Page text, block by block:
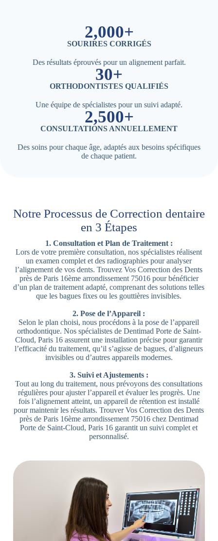
2,000+
SOURIRES CORRIGÉS
Des résultats éprouvés pour un alignement parfait.
30+
ORTHODONTISTES QUALIFIÉS
Une équipe de spécialistes pour un suivi adapté.
2,500+
CONSULTATIONS ANNUELLEMENT
Des soins pour chaque âge, adaptés aux besoins spécifiques
de chaque patient.
Notre Processus de Correction dentaire
en 3 Étapes
1. Consultation et Plan de Traitement :
Lors de votre première consultation, nos spécialistes réalisent
un examen complet et des radiographies pour analyser
l’alignement de vos dents. Trouvez Vos Correction des Dents
près de Paris 16ème arrondissement 75016 pour bénéficier
d’un plan de traitement adapté, comprenant des solutions telles
que les bagues fixes ou les gouttières invisibles.
2. Pose de l’Appareil :
Selon le plan choisi, nous procédons à la pose de l’appareil
orthodontique. Nos spécialistes de Dentimad Porte de Saint-
Cloud, Paris 16 assurent une installation précise pour garantir
l’efficacité du traitement, qu’il s’agisse de bagues, d’aligneurs
invisibles ou d’autres appareils modernes.
3. Suivi et Ajustements :
Tout au long du traitement, nous prévoyons des consultations
régulières pour ajuster l’appareil et évaluer les progrès. Une
fois l’alignement atteint, un appareil de rétention est installé
pour maintenir les résultats. Trouver Vos Correction des Dents
près de Paris 16ème arrondissement 75016 chez Dentimad
Porte de Saint-Cloud, Paris 16 garantit un suivi complet et
personnalisé.